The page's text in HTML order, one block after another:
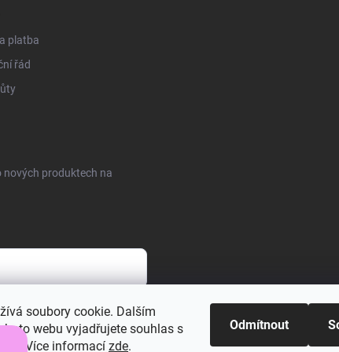
soubory cookie. Dalším
webu vyjadřujete souhlas s
Více informací zde.
Odmítnout
platba
řád
nových produktech na